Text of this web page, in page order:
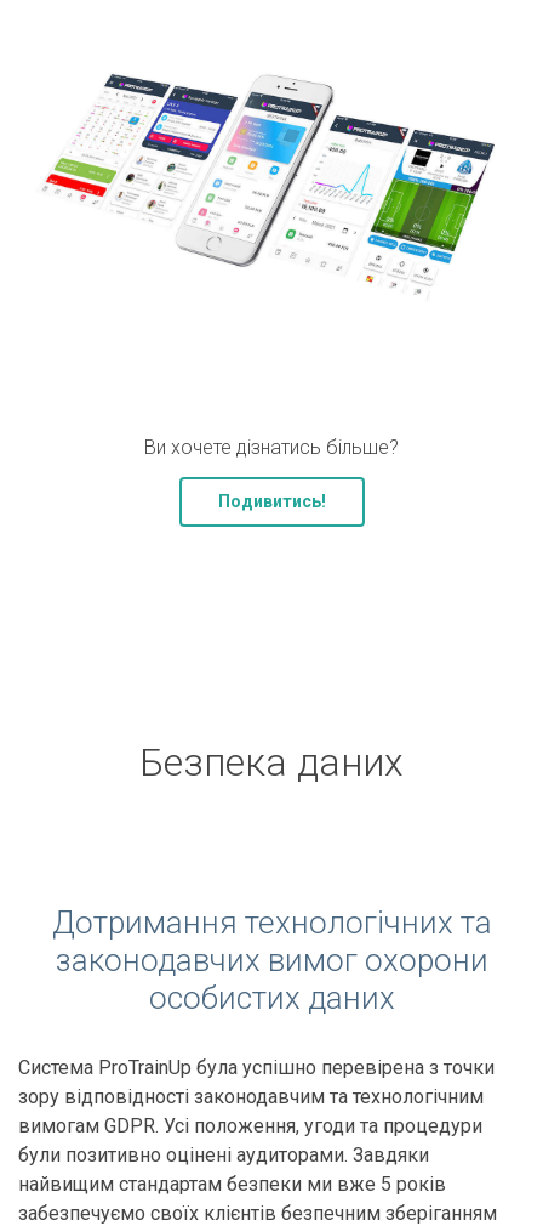
Ви хочете дізнатись більше?
Подивитись!
Безпека даних
Дотримання технологічних та
законодавчих вимог охорони
особистих даних
Система ProTrainUp була успішно перевірена з точки
зору відповідності законодавчим та технологічним
вимогам GDPR. Усі положення, угоди та процедури
були позитивно оцінені аудиторами. Завдяки
найвищим стандартам безпеки ми вже 5 років
забезпечуємо своїх клієнтів безпечним зберіганням